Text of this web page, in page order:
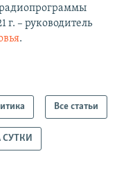
г. – руководитель
.
Все статьи
СУТКИ